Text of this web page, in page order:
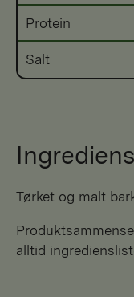
Protein
Salt
Tørket og malt
alltid